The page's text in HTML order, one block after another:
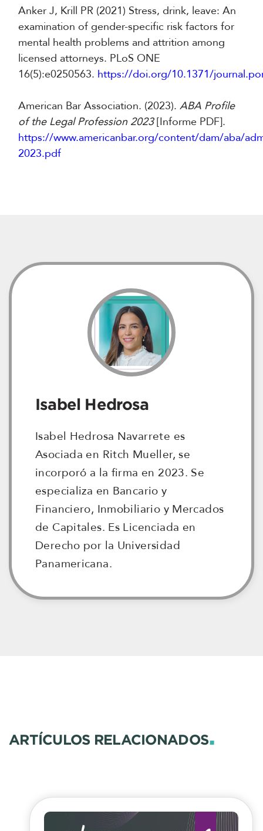
Anker J, Krill PR (2021) Stress, drink, leave: An
examination of gender-specific risk factors for
mental health problems and attrition among
licensed attorneys. PLoS ONE
16(5):e0250563. https://doi.org/10.1371/
American Bar Association. (2023). ABA Profile
of the Legal Profession 2023[Informe PDF].
https://www.americanbar.org/content/dam/aba/
2023.pdf
Isabel Hedrosa
Isabel Hedrosa Navarrete es
Asociada en Ritch Mueller, se
incorporó a la firma en 2023. Se
especializa en Bancario y
Financiero, Inmobiliario y Mercados
de Capitales. Es Licenciada en
Derecho por la Universidad
Panamericana.
ARTÍCULOS RELACIONADOS.